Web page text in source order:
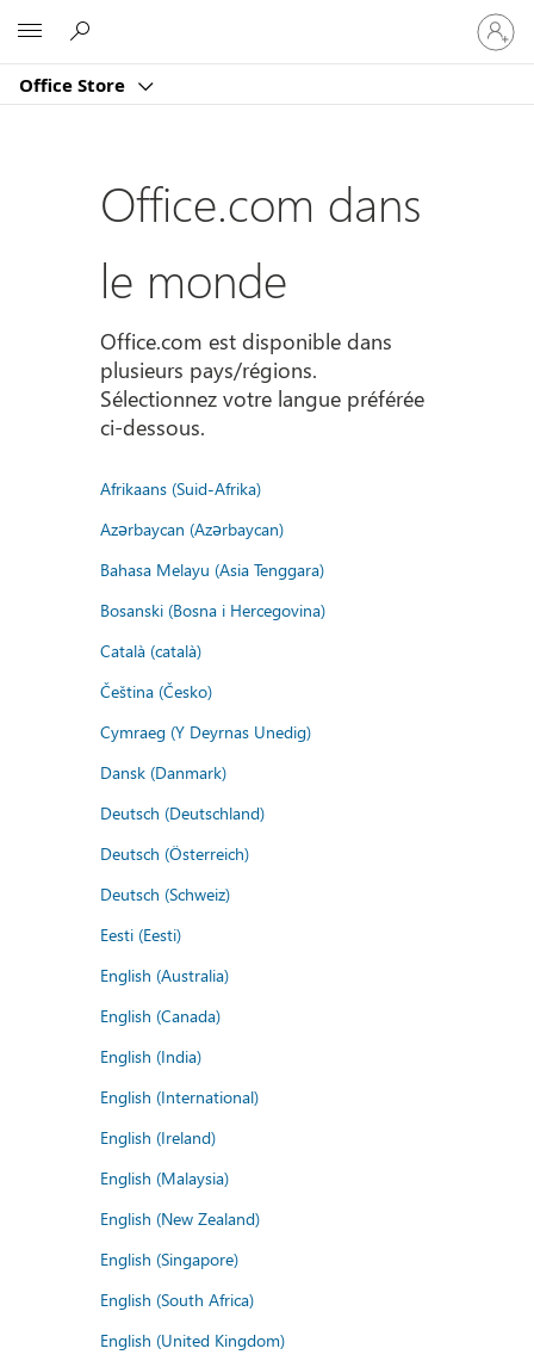
Office Store
vous
à
compte
Office.com dans
le monde
Office.com est disponible dans
plusieurs pays/régions.
Sélectionnez votre langue préférée
ci-dessous.
Afrikaans (Suid-Afrika)
Azərbaycan (Azərbaycan)
Bahasa Melayu (Asia Tenggara)
Bosanski (Bosna i Hercegovina)
Català (català)
Čeština (Česko)
Cymraeg (Y Deyrnas Unedig)
Dansk (Danmark)
Deutsch (Deutschland)
Deutsch (Österreich)
Deutsch (Schweiz)
Eesti (Eesti)
English (Australia)
English (Canada)
English (India)
English (International)
English (Ireland)
English (Malaysia)
English (New Zealand)
English (Singapore)
English (South Africa)
English (United Kingdom)